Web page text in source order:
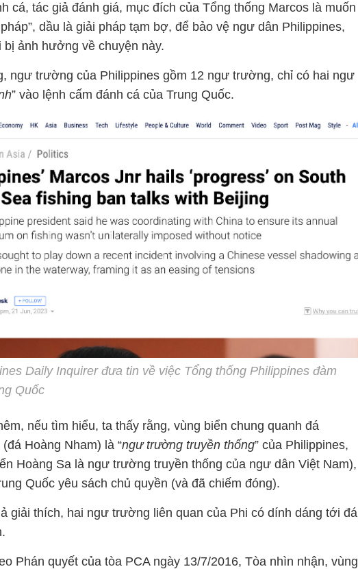
cá, tác giả đánh giá, mục đích của Tổng thống Marcos là muốn
dầu là giải pháp tạm bợ, để bảo vệ ngư dân Philippines,
ảnh hưởng về chuyện này.
ngư trường của Philippines gồm 12 ngư trường, chỉ có hai ngư
” vào lệnh cấm đánh cá của Trung Quốc.
Daily Inquirer đưa tin về việc Tổng thống Philippines đàm
Quốc
nếu tìm hiểu, ta thấy rằng, vùng biển chung quanh đá
Hoàng Nham) là “ngư trường truyền thống” của Philippines,
Hoàng Sa là ngư trường truyền thống của ngư dân Việt Nam),
Quốc yêu sách chủ quyền (và đã chiếm đóng).
giải thích, hai ngư trường liên quan của Phi có dính dáng tới đá
Phán quyết của tòa PCA ngày 13/7/2016, Tòa nhìn nhận, vùng